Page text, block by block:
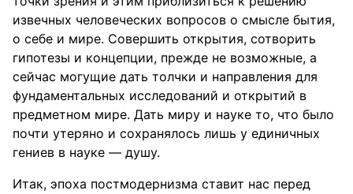
извечных человеческих вопросов о смысле бытия,
о себе и мире. Совершить открытия, сотворить
гипотезы и концепции, прежде не возможные, а
сейчас могущие дать толчки и направления для
фундаментальных исследований и открытий в
предметном мире. Дать миру и науке то, что было
почти утеряно и сохранялось лишь у единичных
гениев в науке — душу.
Итак, эпоха постмодернизма ставит нас перед